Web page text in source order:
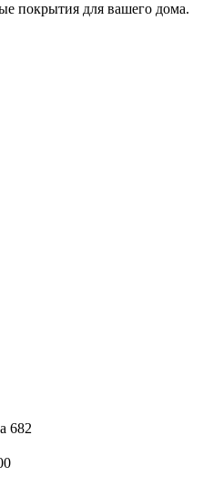
покрытия для вашего дома.
682